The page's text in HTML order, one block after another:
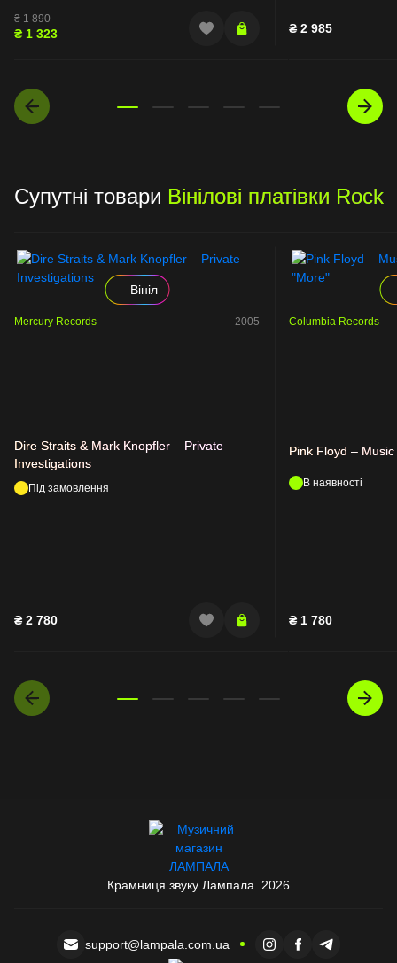
₴1 890
₴ 1 323 ₴ 2 985
Супутні товари Вінілові платівки Rock
Вініл
Mercury Records 2005
Dire Straits & Mark Knopfler – Private
Investigations
Під замовлення
₴ 2 780
Columbia Records
Pink Floyd –
В наявності
₴ 1 780
Крамниця звуку Лампала. 2026
support@lampala.com.ua